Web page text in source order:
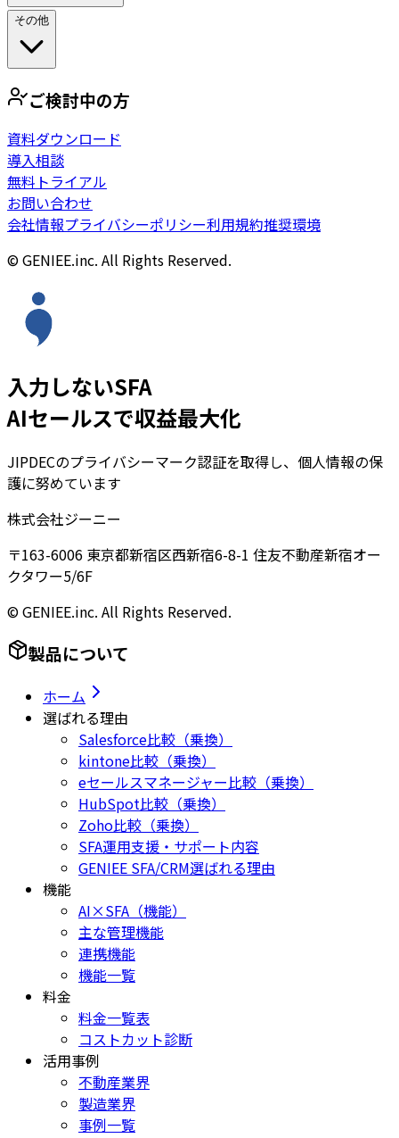
その他
ご検討中の方
資料ダウンロード
導入相談
無料トライアル
お問い合わせ
会社情報プライバシーポリシー利用規約推奨環境
© GENIEE.inc. All Rights Reserved.
入力しないSFA
AIセールスで収益最大化
JIPDECのプライバシーマーク認証を取得し、個人情報の保
護に努めています
株式会社ジーニー
〒163-6006 東京都新宿区西新宿6-8-1 住友不動産新宿オー
クタワー5/6F
© GENIEE.inc. All Rights Reserved.
製品について
ホーム
選ばれる理由
Salesforce比較（乗換）
kintone比較（乗換）
eセールスマネージャー比較（乗換）
HubSpot比較（乗換）
Zoho比較（乗換）
SFA運用支援・サポート内容
GENIEE SFA/CRM選ばれる理由
機能
AI×SFA（機能）
主な管理機能
連携機能
機能一覧
料金
料金一覧表
コストカット診断
活用事例
不動産業界
製造業界
事例一覧